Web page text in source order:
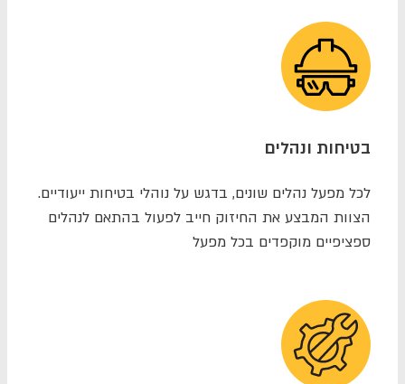
בטיחות ונהלים
לכל מפעל נהלים שונים, בדגש על נוהלי בטיחות ייעודיים.
הצוות המבצע את החיזוק חייב לפעול בהתאם לנהלים
ספציפיים מוקפדים בכל מפעל